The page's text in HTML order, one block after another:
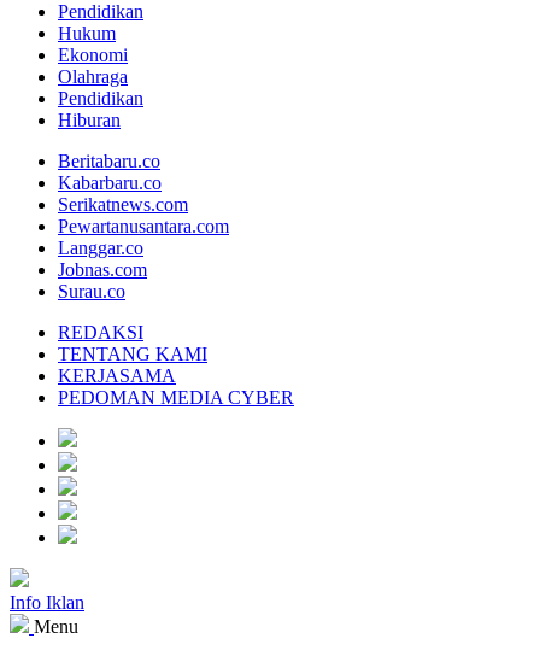
Pendidikan
Hukum
Ekonomi
Olahraga
Pendidikan
Hiburan
Beritabaru.co
Kabarbaru.co
Serikatnews.com
Pewartanusantara.com
Langgar.co
Jobnas.com
Surau.co
REDAKSI
TENTANG KAMI
KERJASAMA
PEDOMAN MEDIA CYBER
Info Iklan
Menu